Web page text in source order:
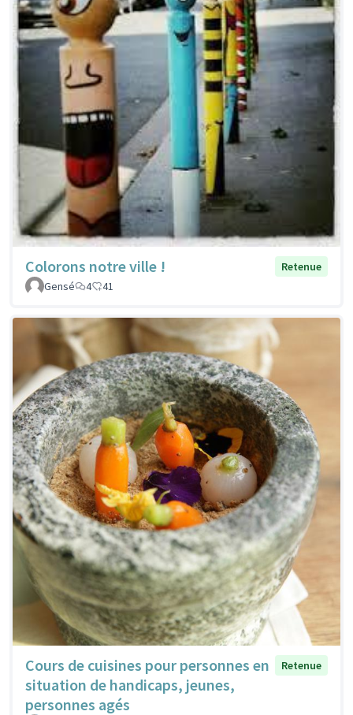
Colorons notre ville !
Retenue
Gensé
4 41
Cours de cuisines pour personnes en
situation de handicaps, jeunes,
personnes agés
Retenue